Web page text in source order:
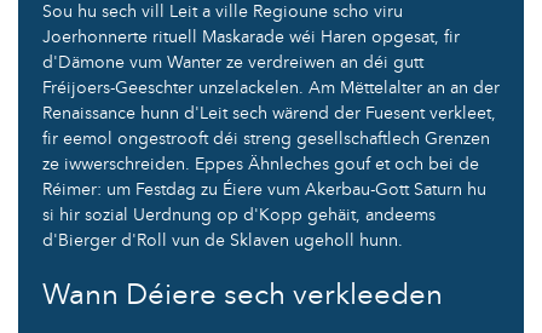
Sou hu sech vill Leit a ville Regioune scho viru
Joerhonnerte rituell Maskarade wéi Haren opgesat, fir
d'Dämone vum Wanter ze verdreiwen an déi gutt
Fréijoers-Geeschter unzelackelen. Am Mëttelalter an an der
Renaissance hunn d'Leit sech wärend der Fuesent verkleet,
fir eemol ongestrooft déi streng gesellschaftlech Grenzen
ze iwwerschreiden. Eppes Ähnleches gouf et och bei de
Réimer: um Festdag zu Éiere vum Akerbau-Gott Saturn hu
si hir sozial Uerdnung op d'Kopp gehäit, andeems
d'Bierger d'Roll vun de Sklaven ugeholl hunn.
Wann Déiere sech verkleeden